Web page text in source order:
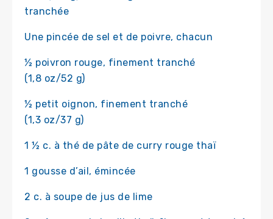
tranchée
Une pincée de sel et de poivre, chacun
½ poivron rouge, finement tranché
(1,8 oz/52 g)
½ petit oignon, finement tranché
(1,3 oz/37 g)
1 ½ c. à thé de pâte de curry rouge thaï
1 gousse d’ail, émincée
2 c. à soupe de jus de lime